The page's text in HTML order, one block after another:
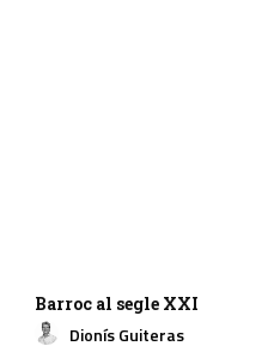
Barroc al segle XXI
Dionís Guiteras